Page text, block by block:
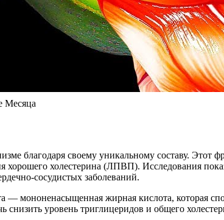
Месяца
благодаря своему уникальному составу.
холестерина (ЛПВП). Исследования
сосудистых заболеваний.
— мононенасыщенная жирная кислота, которая
уровень триглицеридов и общего